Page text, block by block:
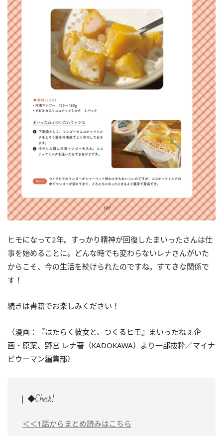
ヒモになって2年。すっかり精神が回復したまいったさんは仕
事を始めることに。どんな時でも変わらないレナさんがいた
からこそ、今の生活を続けられたのですね。すてきな関係で
す！
続きは書籍でお楽しみください！
（漫画：『はたらく彼女と、つくるヒモ』まいったねぇ企
画・原案、野宮 レナ著（KADOKAWA）より一部抜粋／マイナ
ビウーマン編集部）
◆Check!
＜＜1話からまとめ読みはこちら